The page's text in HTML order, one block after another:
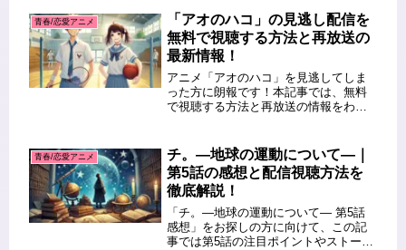
ービスについてもご紹介します。最新
の情報を元に、手軽に視聴できる方法
を...
青春/恋愛アニメ
「アオのハコ」の見逃し配信を
無料で視聴する方法と再放送の
最新情報！
アニメ「アオのハコ」を見逃してしま
った方に朗報です！本記事では、無料
で視聴する方法と再放送の情報をわか
で、見逃してしまうと続きが気になる
人も多いはずです。どの動画配信サー
ビ...
青春/恋愛アニメ
チ。―地球の運動について―｜
第5話の感想と配信視聴方法を
徹底解説！
「チ。―地球の運動について― 第5話
感想」をお探しの方に向けて、この記
事では第5話の注目ポイントやストーリ